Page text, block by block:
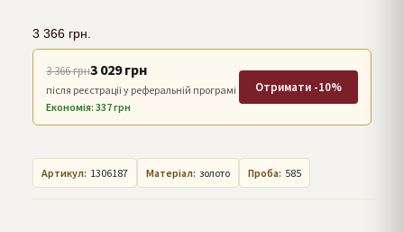
3 366 грн.
3 366 грн3 029 грн
після реєстрації у реферальній програмі
Економія: 337 грн
Отримати -10%
Артикул: 1306187 Матеріал: золото Проба: 585